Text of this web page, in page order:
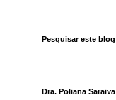
Pesquisar este blog
Dra. Poliana Saraiva